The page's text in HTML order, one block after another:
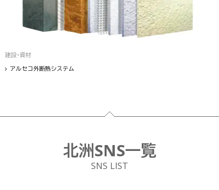
建設・資材
アルセコ外断熱システム
フッター
北洲SNS一覧
SNS LIST